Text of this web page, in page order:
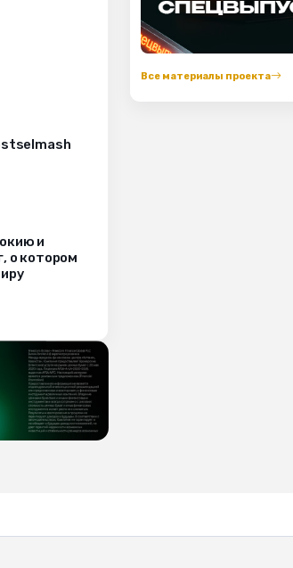
и
о котором
Все материалы проекта